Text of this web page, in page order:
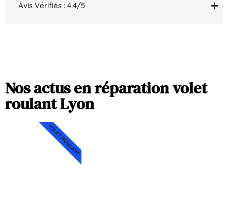
Avis Vérifiés : 4.4/5
Nos actus en réparation volet
roulant Lyon
VOLET ROULANT